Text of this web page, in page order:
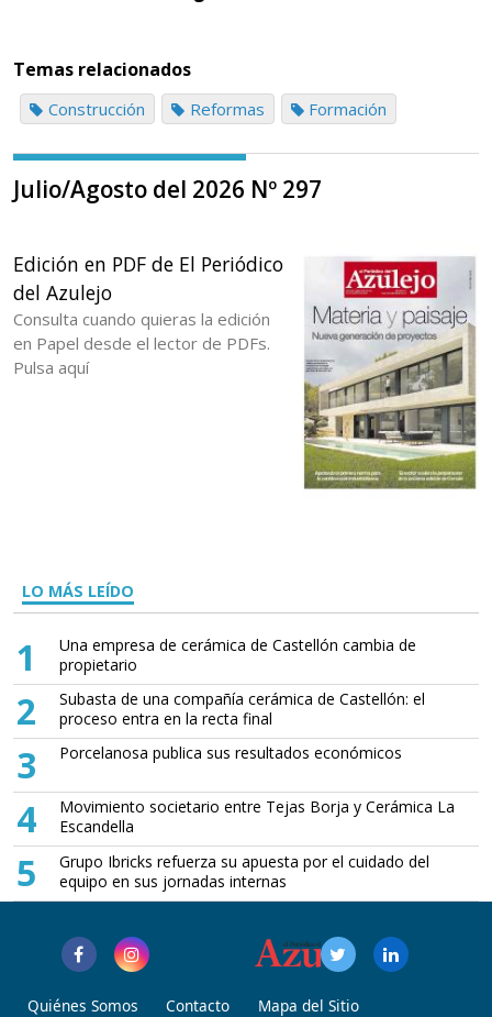
Temas relacionados
Construcción Reformas Formación
Julio/Agosto del 2026 Nº 297
Edición en PDF de El Periódico
del Azulejo
Consulta cuando quieras la edición
en Papel desde el lector de PDFs.
Pulsa aquí
LO MÁS LEÍDO
1
Una empresa de cerámica de Castellón cambia de
propietario
2
Subasta de una compañía cerámica de Castellón: el
proceso entra en la recta final
3 Porcelanosa publica sus resultados económicos
4
Movimiento societario entre Tejas Borja y Cerámica La
Escandella
5
Grupo Ibricks refuerza su apuesta por el cuidado del
equipo en sus jornadas internas
Quiénes Somos Contacto Mapa del Sitio